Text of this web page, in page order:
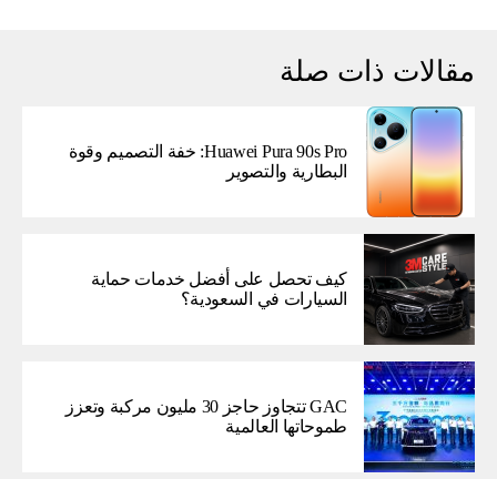
مقالات ذات صلة
Huawei Pura 90s Pro: خفة التصميم وقوة
البطارية والتصوير
كيف تحصل على أفضل خدمات حماية
السيارات في السعودية؟
GAC تتجاوز حاجز 30 مليون مركبة وتعزز
طموحاتها العالمية